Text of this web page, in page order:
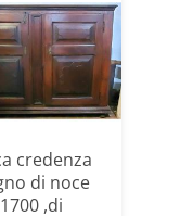
credenza
di noce
,di